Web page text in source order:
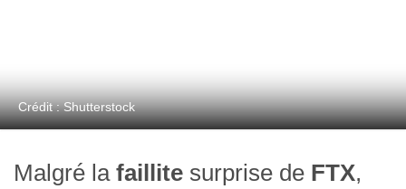
Crédit : Shutterstock
Malgré la faillite surprise de FTX,